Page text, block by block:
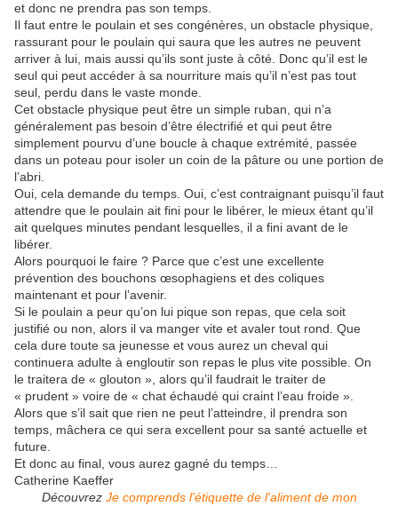
et donc ne prendra pas son temps.
Il faut entre le poulain et ses congénères, un obstacle physique,
rassurant pour le poulain qui saura que les autres ne peuvent
arriver à lui, mais aussi qu’ils sont juste à côté. Donc qu’il est le
seul qui peut accéder à sa nourriture mais qu’il n’est pas tout
seul, perdu dans le vaste monde.
Cet obstacle physique peut être un simple ruban, qui n’a
généralement pas besoin d’être électrifié et qui peut être
simplement pourvu d’une boucle à chaque extrémité, passée
dans un poteau pour isoler un coin de la pâture ou une portion de
l’abri.
Oui, cela demande du temps. Oui, c’est contraignant puisqu’il faut
attendre que le poulain ait fini pour le libérer, le mieux étant qu’il
ait quelques minutes pendant lesquelles, il a fini avant de le
libérer.
Alors pourquoi le faire ? Parce que c’est une excellente
prévention des bouchons œsophagiens et des coliques
maintenant et pour l’avenir.
Si le poulain a peur qu’on lui pique son repas, que cela soit
justifié ou non, alors il va manger vite et avaler tout rond. Que
cela dure toute sa jeunesse et vous aurez un cheval qui
continuera adulte à engloutir son repas le plus vite possible. On
le traitera de « glouton », alors qu’il faudrait le traiter de
« prudent » voire de « chat échaudé qui craint l’eau froide ».
Alors que s’il sait que rien ne peut l’atteindre, il prendra son
temps, mâchera ce qui sera excellent pour sa santé actuelle et
future.
Et donc au final, vous aurez gagné du temps…
Catherine Kaeffer
Découvrez Je comprends l'étiquette de l'aliment de mon